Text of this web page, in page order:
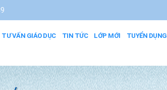
TƯ VẤN GIÁO DỤC TIN TỨC LỚP MỚI TUYỂN DỤNG